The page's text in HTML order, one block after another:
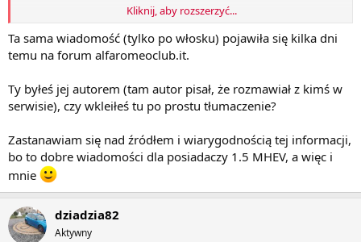
Napinacz łańcucha, jak wszyscy wiemy, jest hydrauliczny, co
oznacza, że do utrzymania napięcia łańcucha potrzebuje ciśnienia
oleju silnikowego. W początkowych momentach każdego
ponownego uruchomienia olej nie był napięty, w wyniku czego
napięty i narażony na odbicia. Powtarzające się odbicia z czasem
deformowały sworznie łączące.
Dobra wiadomość jest taka, że Stellantis próbował naprawić
wszystko.
1. „Nowy” łańcuch, identyczny pod względem rozmiaru i liczby
ogniw, został zmodyfikowany konstrukcyjnie, na polecenie
Stellantis, przez oryginalnego dostawcę sprzętu, najwyraźniej firmę
BorgWarner.
Kliknij, aby rozszerzyć...
Ta sama wiadomość (tylko po włosku) pojawiła się kilka dni
temu na forum alfaromeoclub.it.
Ty byłeś jej autorem (tam autor pisał, że rozmawiał z kimś w
serwisie), czy wkleiłeś tu po prostu tłumaczenie?
Zastanawiam się nad źródłem i wiarygodnością tej informacji,
bo to dobre wiadomości dla posiadaczy 1.5 MHEV, a więc i
mnie
dziadzia82
Aktywny